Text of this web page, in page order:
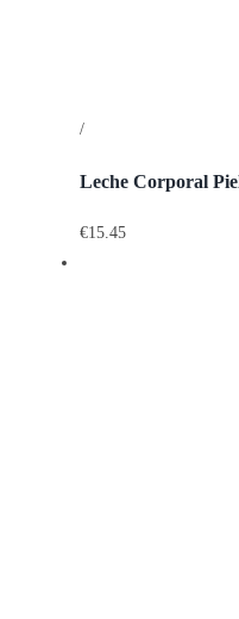
/
Leche Corporal
€15.45